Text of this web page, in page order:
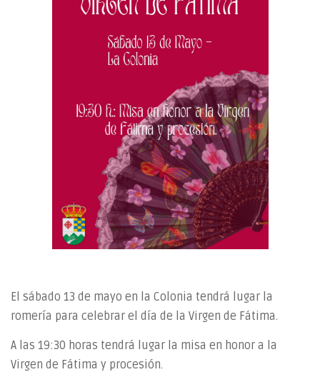
El sábado 13 de mayo en la Colonia tendrá lugar la
romería para celebrar el día de la Virgen de Fátima.
A las 19:30 horas tendrá lugar la misa en honor a la
Virgen de Fátima y procesión.